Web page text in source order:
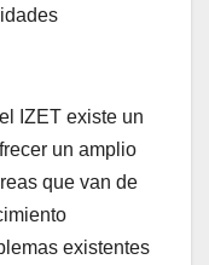
IZET existe un
un amplio
que van de
existentes